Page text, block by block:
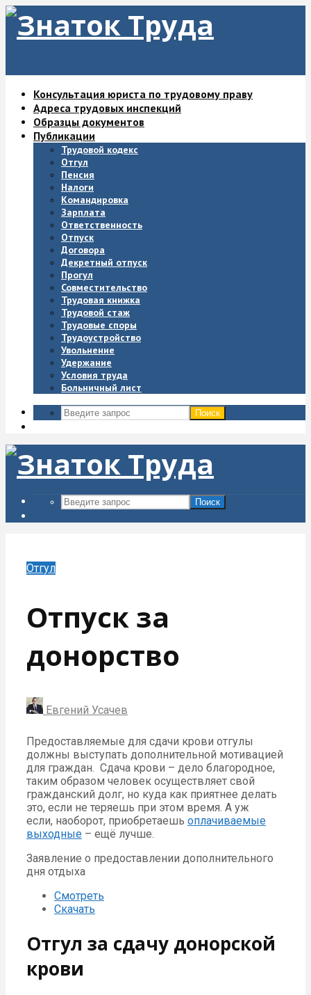
Консультация юриста по трудовому праву
Адреса трудовых инспекций
Образцы документов
Публикации
Трудовой кодекс
Отгул
Пенсия
Налоги
Командировка
Зарплата
Ответственность
Отпуск
Договора
Декретный отпуск
Прогул
Совместительство
Трудовая книжка
Трудовой стаж
Трудовые споры
Трудоустройство
Увольнение
Удержание
Условия труда
Больничный лист
Поиск
Поиск
Отгул
Отпуск за
донорство
Евгений Усачев
Предоставляемые для сдачи крови отгулы
должны выступать дополнительной мотивацией
для граждан. Сдача крови – дело благородное,
таким образом человек осуществляет свой
гражданский долг, но куда как приятнее делать
это, если не теряешь при этом время. А уж
если, наоборот, приобретаешь оплачиваемые
выходные – ещё лучше.
Заявление о предоставлении дополнительного
дня отдыха
Смотреть
Скачать
Отгул за сдачу донорской
крови